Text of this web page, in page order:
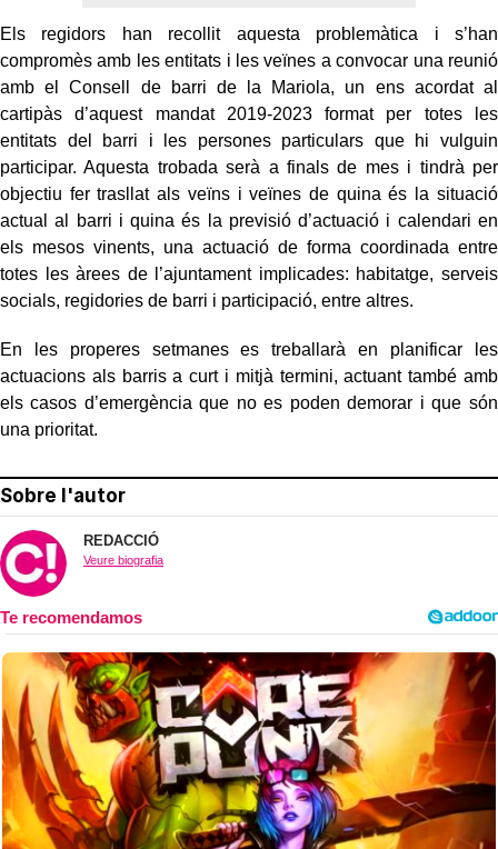
Els regidors han recollit aquesta problemàtica i s’han
compromès amb les entitats i les veïnes a convocar una reunió
amb el Consell de barri de la Mariola, un ens acordat al
cartipàs d’aquest mandat 2019-2023 format per totes les
entitats del barri i les persones particulars que hi vulguin
participar. Aquesta trobada serà a finals de mes i tindrà per
objectiu fer trasllat als veïns i veïnes de quina és la situació
actual al barri i quina és la previsió d’actuació i calendari en
els mesos vinents, una actuació de forma coordinada entre
totes les àrees de l’ajuntament implicades: habitatge, serveis
socials, regidories de barri i participació, entre altres.
En les properes setmanes es treballarà en planificar les
actuacions als barris a curt i mitjà termini, actuant també amb
els casos d’emergència que no es poden demorar i que són
una prioritat.
Sobre l'autor
REDACCIÓ
Veure biografia